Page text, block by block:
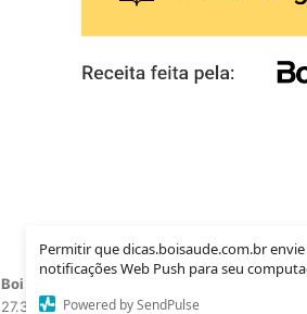
Permitir que dicas.boisaude.com.br envie
notificações Web Push para seu
Powered by SendPulse
Boi Saúde 2021
27.369.466/0001-15Telefone: (17)